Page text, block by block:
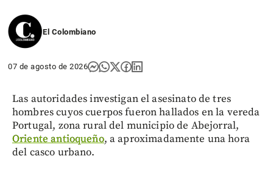
El Colombiano
07 de agosto de 2026
Las autoridades investigan el asesinato de tres
hombres cuyos cuerpos fueron hallados en la vereda
Portugal, zona rural del municipio de Abejorral,
Oriente antioqueño, a aproximadamente una hora
del casco urbano.